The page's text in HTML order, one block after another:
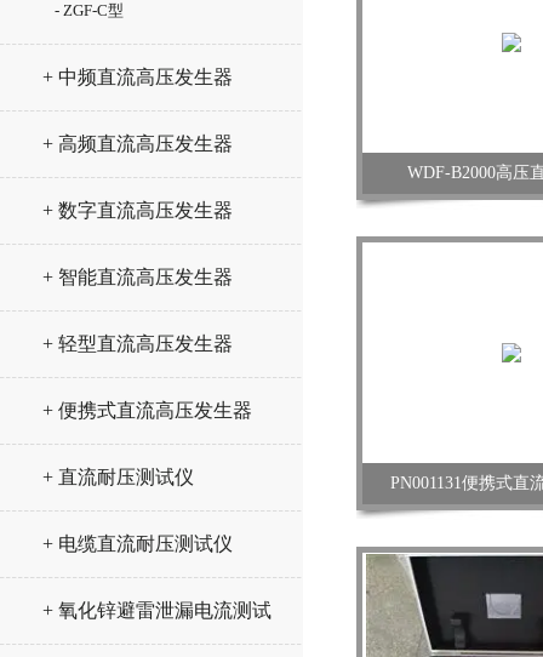
- ZGF-C型
+ 中频直流高压发生器
+ 高频直流高压发生器
+ 数字直流高压发生器
+ 智能直流高压发生器
+ 轻型直流高压发生器
+ 便携式直流高压发生器
+ 直流耐压测试仪
+ 电缆直流耐压测试仪
+ 氧化锌避雷泄漏电流测试
WDF-B2000高压
PN001131便携式直